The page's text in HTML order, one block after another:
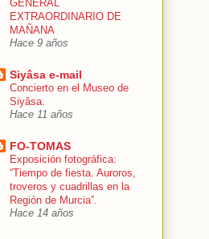
GENERAL
EXTRAORDINARIO DE
MAÑANA
Hace 9 años
Siyâsa e-mail
Concierto en el Museo de
Siyâsa.
Hace 11 años
FO-TOMAS
Exposición fotográfica:
“Tiempo de fiesta. Auroros,
troveros y cuadrillas en la
Región de Murcia”.
Hace 14 años